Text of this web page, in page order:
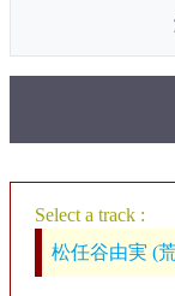
Select a track :
松任谷由実 (